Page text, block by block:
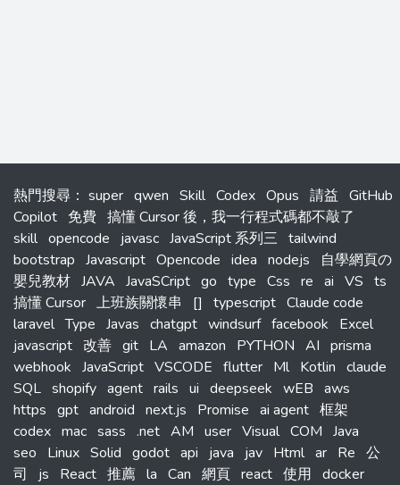
熱門搜尋 ： super qwen Skill Codex Opus 請益 GitHub
Copilot 免費 搞懂 Cursor 後，我一行程式碼都不敲了
skill opencode javasc JavaScript 系列三 tailwind
bootstrap Javascript Opencode idea nodejs
自學網頁の
嬰兒教材 JAVA JavaSCript go type Css re ai VS ts
搞懂 Cursor 上班族關懷串 [] typescript Claude code
laravel Type Javas chatgpt windsurf facebook
Excel
javascript 改善 git LA amazon PYTHON AI prisma
webhook JavaScript VSCODE flutter Ml Kotlin claude
SQL shopify agent rails ui deepseek wEB aws
https gpt android next.js Promise ai agent 框架
codex mac sass .net AM user Visual COM Java
seo
Linux Solid godot api java jav Html ar Re 公
司
js React 推薦 la Can 網頁 react 使用 docker